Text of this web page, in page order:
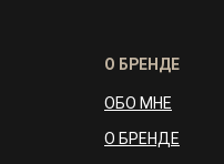
О БРЕНДЕ
ОБО МНЕ
О БРЕНДЕ